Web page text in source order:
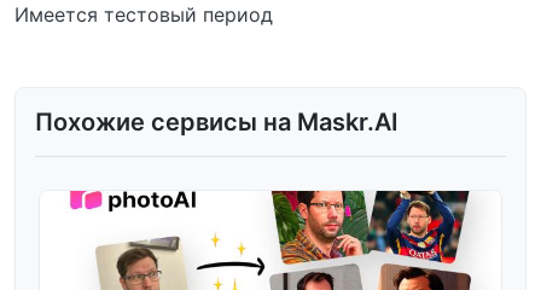
Имеется тестовый период
Похожие сервисы на Maskr.AI